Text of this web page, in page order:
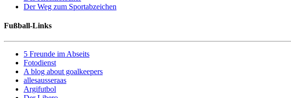
Der Weg zum Sportabzeichen
Fußball-Links
5 Freunde im Abseits
Fotodienst
A blog about goalkeepers
allesausseraas
Argifutbol